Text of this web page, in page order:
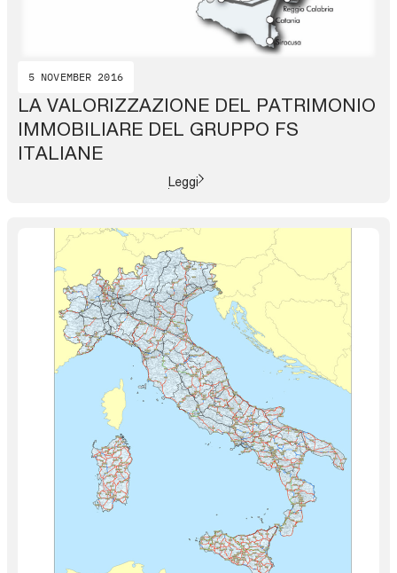
5 NOVEMBER 2016
LA VALORIZZAZIONE DEL PATRIMONIO
IMMOBILIARE DEL GRUPPO FS
ITALIANE
Leggi